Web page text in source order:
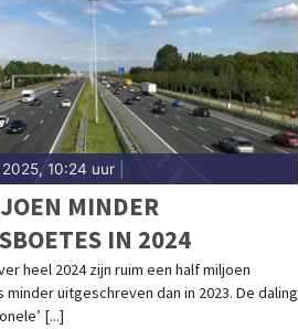
10:24 uur|
MINDER
IN 2024
heel 2024 zijn ruim een half miljoen
uitgeschreven dan in 2023. De daling
[...]